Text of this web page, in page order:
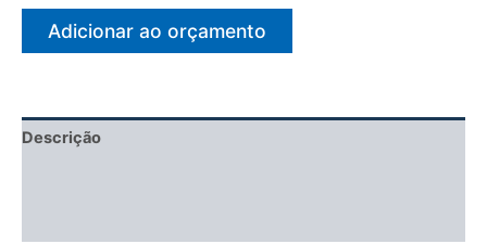
Adicionar ao orçamento
Descrição